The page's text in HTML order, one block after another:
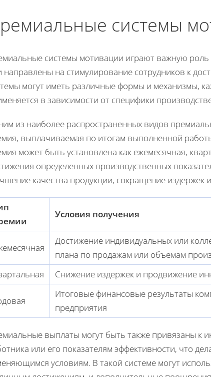
системы
системы мотивации играют важную роль
направлены на стимулирование сотрудников к
могут иметь различные формы и механизмы,
в зависимости от специфики
из наиболее распространенных видов
выплачиваемая по итогам выполненной
может быть установлена как ежемесячная,
определенных производственных
качества продукции, сокращение издержек
Условия получения
Достижение индивидуальных или
плана по продажам или объемам
Снижение издержек и продвижение
Итоговые финансовые результаты
предприятия
выплаты могут быть также привязаны к
или его показателям эффективности, что
условиям. В такой системе могут